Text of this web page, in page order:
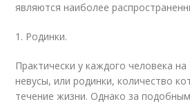
являются наиболее
1. Родинки.
Практически у каждого человека
невусы, или родинки, количество
течение жизни. Однако за